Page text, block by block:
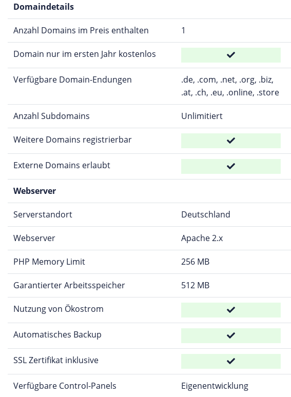
Domaindetails
Anzahl Domains im Preis enthalten 1
Domain nur im ersten Jahr kostenlos
Verfügbare Domain-Endungen
.de, .com, .net, .org, .biz,
.at, .ch, .eu, .online, .store
Anzahl Subdomains Unlimitiert
Weitere Domains registrierbar
Externe Domains erlaubt
Webserver
Serverstandort Deutschland
Webserver Apache 2.x
PHP Memory Limit 256 MB
Garantierter Arbeitsspeicher 512 MB
Nutzung von Ökostrom
Automatisches Backup
SSL Zertifikat inklusive
Verfügbare Control-Panels Eigenentwicklung